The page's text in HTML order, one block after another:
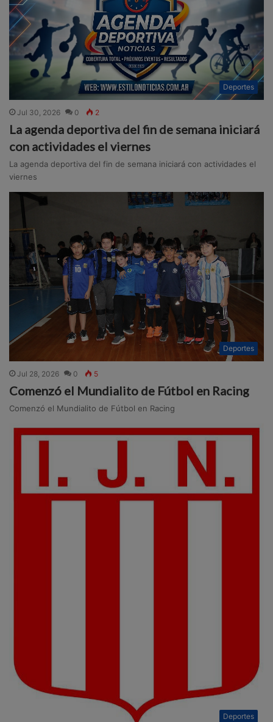
Deportes
Jul 30, 2026 0 2
La agenda deportiva del fin de semana iniciará
con actividades el viernes
La agenda deportiva del fin de semana iniciará con actividades el
viernes
Deportes
Jul 28, 2026 0 5
Comenzó el Mundialito de Fútbol en Racing
Comenzó el Mundialito de Fútbol en Racing
Deportes